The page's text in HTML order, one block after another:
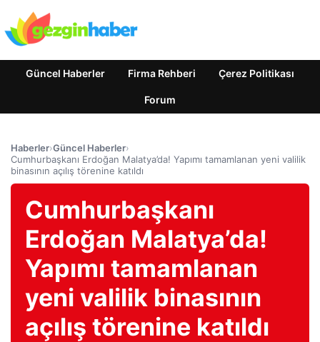
Güncel Haberler Firma Rehberi Çerez Politikası
Forum
Haberler›Güncel Haberler›
Cumhurbaşkanı Erdoğan Malatya’da! Yapımı tamamlanan yeni valilik
binasının açılış törenine katıldı
Cumhurbaşkanı
Erdoğan Malatya’da!
Yapımı tamamlanan
yeni valilik binasının
açılış törenine katıldı